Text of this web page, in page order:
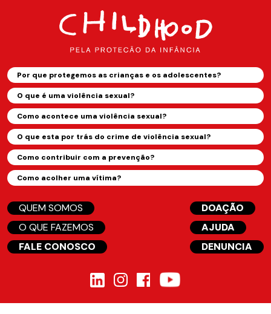
Por que protegemos as crianças e os adolescentes?
O que é uma violência sexual?
Como acontece uma violência sexual?
O que esta por trás do crime de violência sexual?
Como contribuir com a prevenção?
Como acolher uma vítima?
QUEM SOMOS
O QUE FAZEMOS
FALE CONOSCO
DOAÇÃO
AJUDA
DENUNCIA